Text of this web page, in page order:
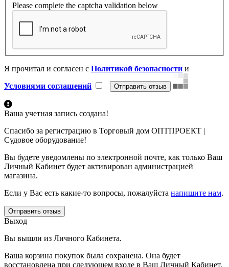
Please complete the captcha validation below
Я прочитал и согласен с Политикой безопасности и
Условиями соглашений
Ваша учетная запись создана!
Спасибо за регистрацию в Торговый дом ОПТПРОЕКТ |
Судовое оборудование!
Вы будете уведомлены по электронной почте, как только Ваш
Личный Кабинет будет активирован администрацией
магазина.
Если у Вас есть какие-то вопросы, пожалуйста напишите нам.
Отправить отзыв
Выход
Вы вышли из Личного Кабинета.
Ваша корзина покупок была сохранена. Она будет
восстановлена при следующем входе в Ваш Личный Кабинет.